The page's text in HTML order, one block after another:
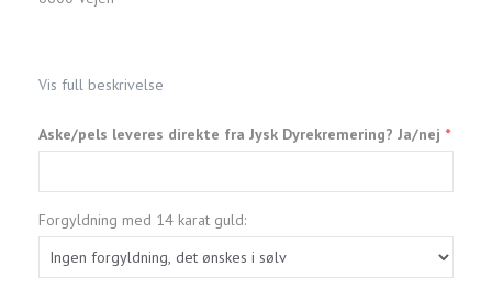
Vis full beskrivelse
Aske/pels leveres direkte fra Jysk Dyrekremering? Ja/nej
Forgyldning med 14 karat guld: